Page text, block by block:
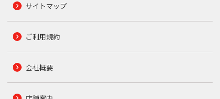
サイトマップ
ご利用規約
会社概要